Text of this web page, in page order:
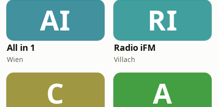
AI
All in 1
Wien
RI
Radio iFM
Villach
C A